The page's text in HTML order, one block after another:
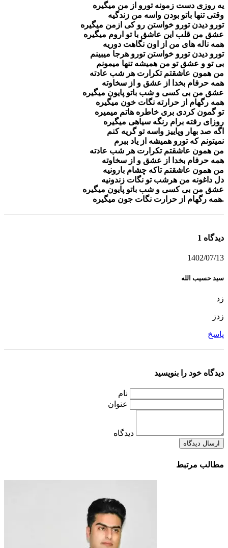
یه روزی دست زمونه تورو از من میگیره
وقتی تنها باتو بودن واسه من زندگیه
تورو دیدن تورو خواستن رو کی ازمن میگیره
عشق من قلب این عاشق با تو اروم میگیره
همه ناله های من از اون نگاهت دوریه
تورو دیدن تورو خواستن تورو هرجا میبینم
بی تو و عشق تو من همیشه تنها میمونم
من همون عاشقتم تکرارت هر شب عادته
همه حرفام بخدا از عشق و از سخاوته
عشق من بی کسی و شب باتو پایون میگیره
همه رگهام از حرارته نگات خون میگیره
تو گمون کردی بری خاطره هاتم میمیره
روزای رفته برام رنگه سیاهی میگیره
اگه صد بهار وپاییز واسه تو گریه کنم
نمیتونم که تورو همیشه از یاد ببرم
من همون عاشقتم تکرارت هر شب عادته
همه حرفام بخدا از عشق و از سخاوته
من همون عاشقتم تاکه چشام بارونیه
دل داغونه من هرشب تو نگات زندونیه
عشق من بی کسی و شب باتو پایون میگیره
همه رگهام از حرارت نگات جون میگیره.
1 دیدگاه
1402/07/13
سید حسیب الله
زد
زدز
پاسخ
دیدگاه خود را بنویسید
نام
عنوان
دیدگاه
ارسال دیدگاه
مطالب مرتبط